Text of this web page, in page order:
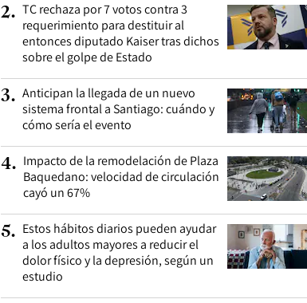
2. TC rechaza por 7 votos contra 3
requerimiento para destituir al
entonces diputado Kaiser tras dichos
sobre el golpe de Estado
3. Anticipan la llegada de un nuevo
sistema frontal a Santiago: cuándo y
cómo sería el evento
4. Impacto de la remodelación de Plaza
Baquedano: velocidad de circulación
cayó un 67%
5. Estos hábitos diarios pueden ayudar
a los adultos mayores a reducir el
dolor físico y la depresión, según un
estudio